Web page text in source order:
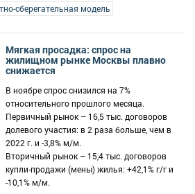
сберегательная модель
Мягкая просадка: спрос на
жилищном рынке Москвы плавно
снижается
В ноябре спрос снизился на 7%
относительного прошлого месяца.
Первичный рынок – 16,5 тыс. договоров
долевого участия: в 2 раза больше, чем в
2022 г. и -3,8% м/м.
Вторичный рынок – 15,4 тыс. договоров
купли-продажи (мены) жилья: +42,1% г/г и
-10,1% м/м.